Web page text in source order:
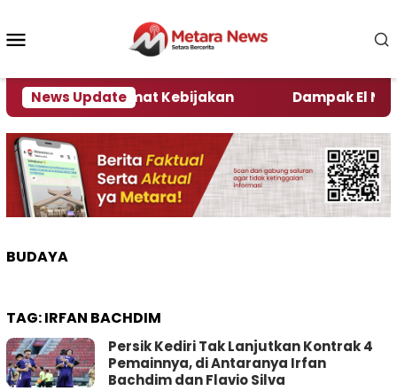
konten
News Update
Kata Pengamat Kebijakan Dampak El Nino,
BUDAYA
TAG:IRFAN BACHDIM
Persik Kediri Tak Lanjutkan Kontrak 4
Pemainnya, di Antaranya Irfan
Bachdim dan Flavio Silva